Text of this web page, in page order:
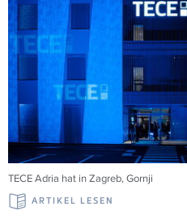
TECE Adria hat in Zagreb,Gornji
ARTIKEL LESEN